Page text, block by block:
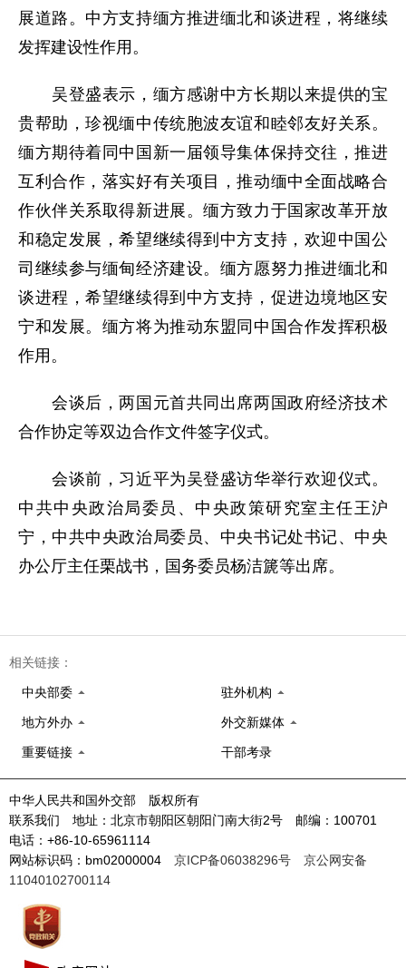
展道路。中方支持缅方推进缅北和谈进程，将继续
发挥建设性作用。
吴登盛表示，缅方感谢中方长期以来提供的宝
贵帮助，珍视缅中传统胞波友谊和睦邻友好关系。
缅方期待着同中国新一届领导集体保持交往，推进
互利合作，落实好有关项目，推动缅中全面战略合
作伙伴关系取得新进展。缅方致力于国家改革开放
和稳定发展，希望继续得到中方支持，欢迎中国公
司继续参与缅甸经济建设。缅方愿努力推进缅北和
谈进程，希望继续得到中方支持，促进边境地区安
宁和发展。缅方将为推动东盟同中国合作发挥积极
作用。
会谈后，两国元首共同出席两国政府经济技术
合作协定等双边合作文件签字仪式。
会谈前，习近平为吴登盛访华举行欢迎仪式。
中共中央政治局委员、中央政策研究室主任王沪
宁，中共中央政治局委员、中央书记处书记、中央
办公厅主任栗战书，国务委员杨洁篪等出席。
相关链接：
中央部委 驻外机构
地方外办 外交新媒体
重要链接 干部考录
中华人民共和国外交部 版权所有
联系我们 地址：北京市朝阳区朝阳门南大街2号 邮编：100701
电话：+86-10-65961114
网站标识码：bm02000004 京ICP备06038296号
京公网安备
11040102700114